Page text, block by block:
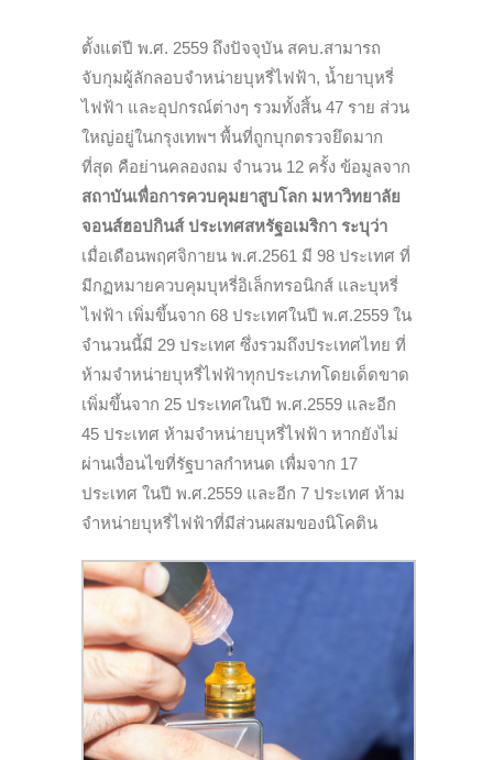
ตั้งแต่ปี พ.ศ. 2559 ถึงปัจจุบัน สคบ.สามารถ
จับกุมผู้ลักลอบจำหน่ายบุหรี่ไฟฟ้า, น้ำยาบุหรี่
ไฟฟ้า และอุปกรณ์ต่างๆ รวมทั้งสิ้น 47 ราย ส่วน
ใหญ่อยู่ในกรุงเทพฯ พื้นที่ถูกบุกตรวจยึดมาก
ที่สุด คือย่านคลองถม จำนวน 12 ครั้ง ข้อมูลจาก
สถาบันเพื่อการควบคุมยาสูบโลก มหาวิทยาลัย
จอนส์ฮอปกินส์ ประเทศสหรัฐอเมริกา ระบุว่า
เมื่อเดือนพฤศจิกายน พ.ศ.2561 มี 98 ประเทศ ที่
มีกฏหมายควบคุมบุหรี่อิเล็กทรอนิกส์ และบุหรี่
ไฟฟ้า เพิ่มขึ้นจาก 68 ประเทศในปี พ.ศ.2559 ใน
จำนวนนี้มี 29 ประเทศ ซึ่งรวมถึงประเทศไทย ที่
ห้ามจำหน่ายบุหรี่ไฟฟ้าทุกประเภทโดยเด็ดขาด
เพิ่มขึ้นจาก 25 ประเทศในปี พ.ศ.2559 และอีก
45 ประเทศ ห้ามจำหน่ายบุหรี่ไฟฟ้า หากยังไม่
ผ่านเงื่อนไขที่รัฐบาลกำหนด เพื่มจาก 17
ประเทศ ในปี พ.ศ.2559 และอีก 7 ประเทศ ห้าม
จำหน่ายบุหรี่ไฟฟ้าที่มีส่วนผสมของนิโคติน